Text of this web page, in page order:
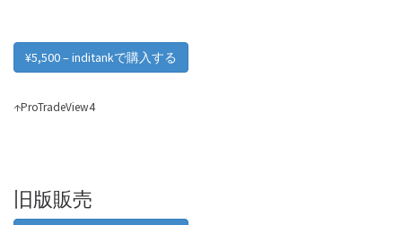
¥5,500 – inditankで購入する
↑ProTradeView4
旧版販売